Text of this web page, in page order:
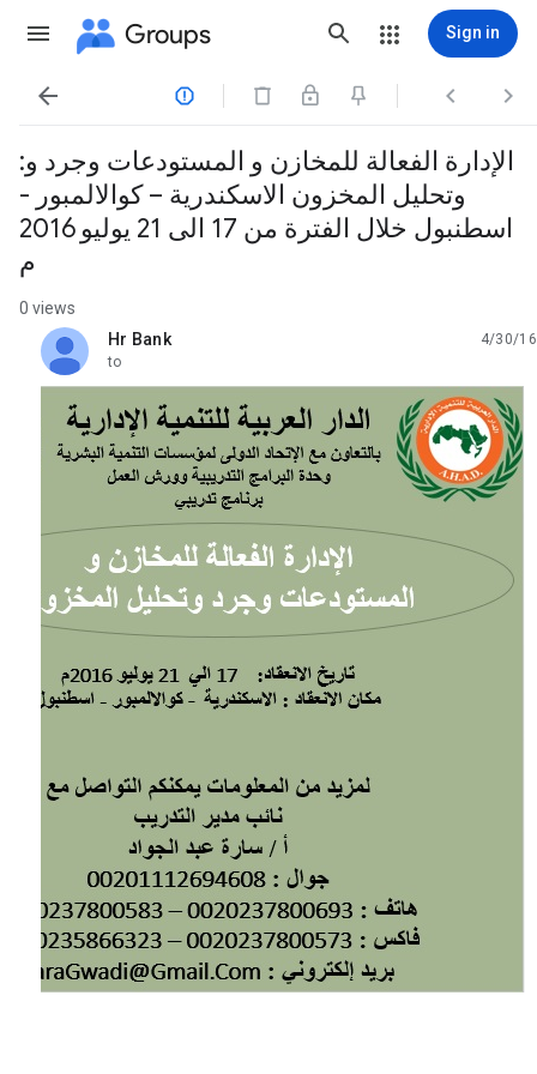
Groups Sign in
   
:الإدارة الفعالة للمخازن و المستودعات وجرد و
وتحليل المخزون الاسكندرية – كوالالمبور -
اسطنبول خلال الفترة من 17 الى 21 يوليو 2016
م
0 views
Hr Bank
unread,
4/30/16
to